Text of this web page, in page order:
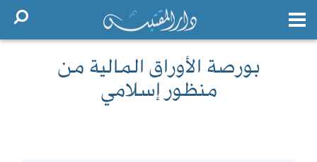
بورصة الأوراق المالية من
منظور إسلامي